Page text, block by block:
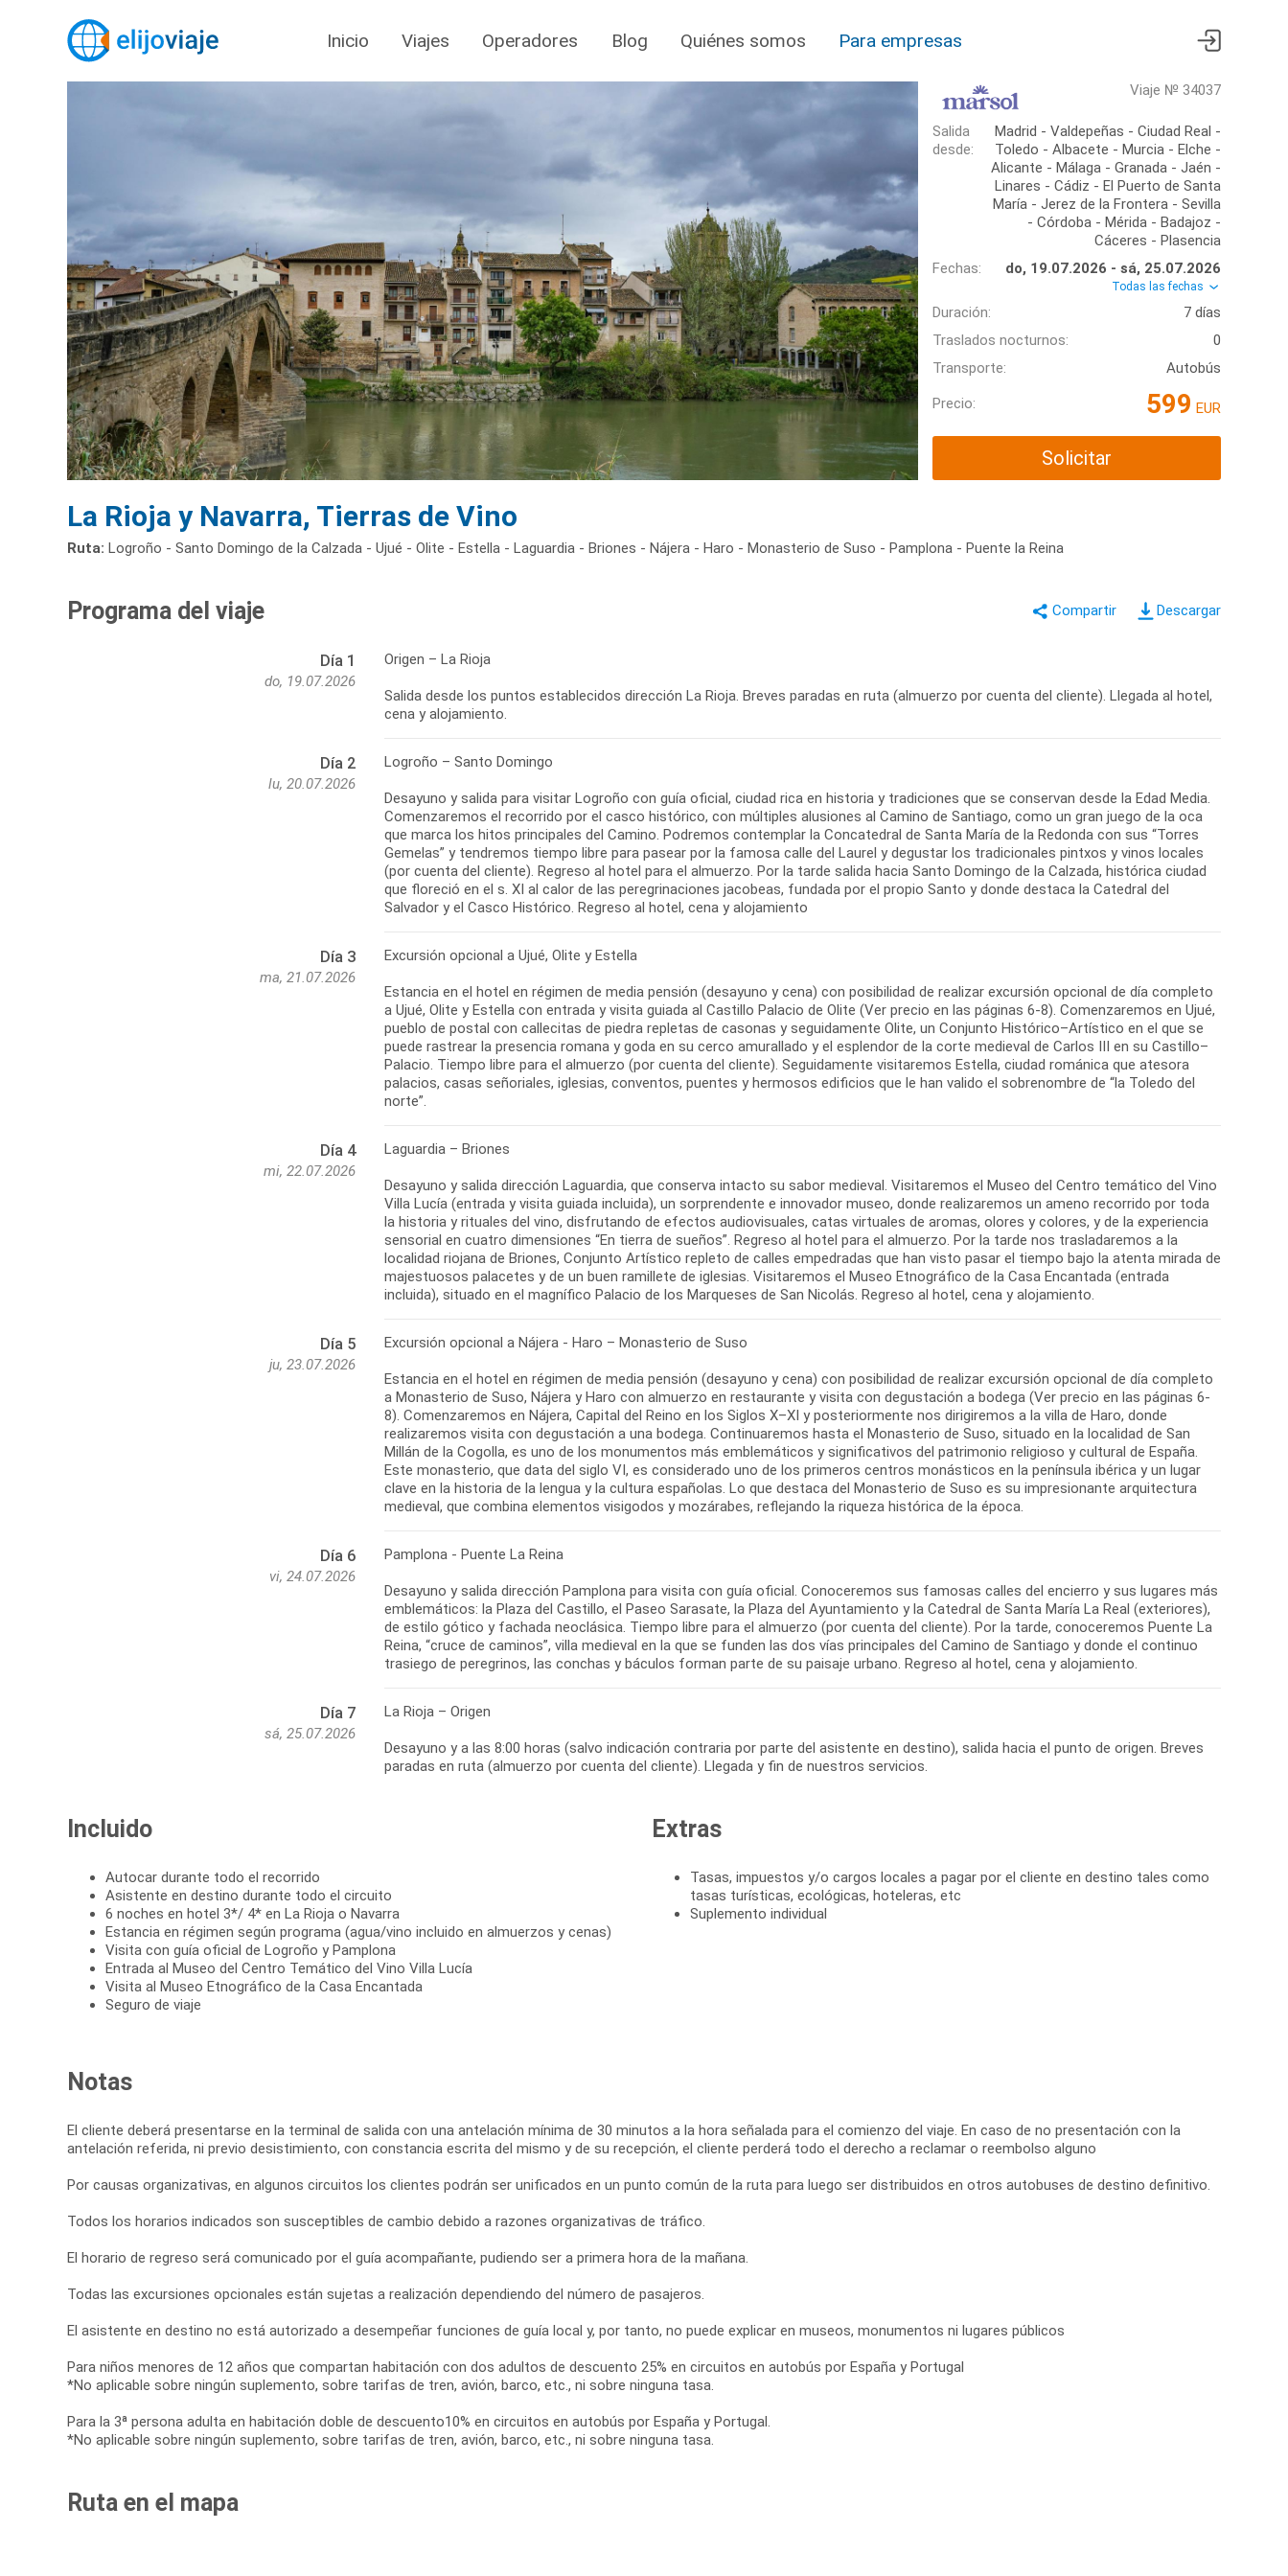
Inicio Viajes Operadores Blog Quiénes somos Para empresas
Viaje № 34037
Salida
desde:
Madrid - Valdepeñas - Ciudad Real -
Toledo - Albacete - Murcia - Elche -
Alicante - Málaga - Granada - Jaén -
Linares - Cádiz - El Puerto de Santa
María - Jerez de la Frontera - Sevilla
- Córdoba - Mérida - Badajoz -
Cáceres - Plasencia
Fechas:
do, 19.07.2026 - sá, 25.07.2026
Todas las fechas
Duración:
7 días
Traslados nocturnos:
0
Transporte:
Autobús
Precio: 599 EUR
Solicitar
La Rioja y Navarra, Tierras de Vino
Ruta: Logroño - Santo Domingo de la Calzada - Ujué - Olite - Estella - Laguardia - Briones - Nájera - Haro - Monasterio de Suso - Pamplona - Puente la Reina
Descargar
Programa del viaje
Día 1
do, 19.07.2026
Origen – La Rioja
Salida desde los puntos establecidos dirección La Rioja. Breves paradas en ruta (almuerzo por cuenta del cliente). Llegada al hotel,
cena y alojamiento.
Día 2
lu, 20.07.2026
Logroño – Santo Domingo
Desayuno y salida para visitar Logroño con guía oficial, ciudad rica en historia y tradiciones que se conservan desde la Edad Media.
Comenzaremos el recorrido por el casco histórico, con múltiples alusiones al Camino de Santiago, como un gran juego de la oca
que marca los hitos principales del Camino. Podremos contemplar la Concatedral de Santa María de la Redonda con sus “Torres
Gemelas” y tendremos tiempo libre para pasear por la famosa calle del Laurel y degustar los tradicionales pintxos y vinos locales
(por cuenta del cliente). Regreso al hotel para el almuerzo. Por la tarde salida hacia Santo Domingo de la Calzada, histórica ciudad
que floreció en el s. XI al calor de las peregrinaciones jacobeas, fundada por el propio Santo y donde destaca la Catedral del
Salvador y el Casco Histórico. Regreso al hotel, cena y alojamiento
Día 3
ma, 21.07.2026
Excursión opcional a Ujué, Olite y Estella
Estancia en el hotel en régimen de media pensión (desayuno y cena) con posibilidad de realizar excursión opcional de día completo
a Ujué, Olite y Estella con entrada y visita guiada al Castillo Palacio de Olite (Ver precio en las páginas 6-8). Comenzaremos en Ujué,
pueblo de postal con callecitas de piedra repletas de casonas y seguidamente Olite, un Conjunto Histórico–Artístico en el que se
puede rastrear la presencia romana y goda en su cerco amurallado y el esplendor de la corte medieval de Carlos III en su Castillo–
Palacio. Tiempo libre para el almuerzo (por cuenta del cliente). Seguidamente visitaremos Estella, ciudad románica que atesora
palacios, casas señoriales, iglesias, conventos, puentes y hermosos edificios que le han valido el sobrenombre de “la Toledo del
norte”.
Día 4
mi, 22.07.2026
Laguardia – Briones
Desayuno y salida dirección Laguardia, que conserva intacto su sabor medieval. Visitaremos el Museo del Centro temático del Vino
Villa Lucía (entrada y visita guiada incluida), un sorprendente e innovador museo, donde realizaremos un ameno recorrido por toda
la historia y rituales del vino, disfrutando de efectos audiovisuales, catas virtuales de aromas, olores y colores, y de la experiencia
sensorial en cuatro dimensiones “En tierra de sueños”. Regreso al hotel para el almuerzo. Por la tarde nos trasladaremos a la
localidad riojana de Briones, Conjunto Artístico repleto de calles empedradas que han visto pasar el tiempo bajo la atenta mirada de
majestuosos palacetes y de un buen ramillete de iglesias. Visitaremos el Museo Etnográfico de la Casa Encantada (entrada
Día 5
ju, 23.07.2026
Excursión opcional a Nájera - Haro – Monasterio de Suso
Estancia en el hotel en régimen de media pensión (desayuno y cena) con posibilidad de realizar excursión opcional de día completo
a Monasterio de Suso, Nájera y Haro con almuerzo en restaurante y visita con degustación a bodega (Ver precio en las páginas 6-
8). Comenzaremos en Nájera, Capital del Reino en los Siglos X–XI y posteriormente nos dirigiremos a la villa de Haro, donde
realizaremos visita con degustación a una bodega. Continuaremos hasta el Monasterio de Suso, situado en la localidad de San
Millán de la Cogolla, es uno de los monumentos más emblemáticos y significativos del patrimonio religioso y cultural de España.
Este monasterio, que data del siglo VI, es considerado uno de los primeros centros monásticos en la península ibérica y un lugar
clave en la historia de la lengua y la cultura españolas. Lo que destaca del Monasterio de Suso es su impresionante arquitectura
medieval, que combina elementos visigodos y mozárabes, reflejando la riqueza histórica de la época.
Día 6
vi, 24.07.2026
Pamplona - Puente La Reina
Desayuno y salida dirección Pamplona para visita con guía oficial. Conoceremos sus famosas calles del encierro y sus lugares más
emblemáticos: la Plaza del Castillo, el Paseo Sarasate, la Plaza del Ayuntamiento y la Catedral de Santa María La Real (exteriores),
de estilo gótico y fachada neoclásica. Tiempo libre para el almuerzo (por cuenta del cliente). Por la tarde, conoceremos Puente La
Reina, “cruce de caminos”, villa medieval en la que se funden las dos vías principales del Camino de Santiago y donde el continuo
trasiego de peregrinos, las conchas y báculos forman parte de su paisaje urbano. Regreso al hotel, cena y alojamiento.
Día 7
sá, 25.07.2026
La Rioja – Origen
Desayuno y a las 8:00 horas (salvo indicación contraria por parte del asistente en destino), salida hacia el punto de origen. Breves
paradas en ruta (almuerzo por cuenta del cliente). Llegada y fin de nuestros servicios.
Incluido
Autocar durante todo el recorrido
Asistente en destino durante todo el circuito
6 noches en hotel 3*/ 4* en La Rioja o Navarra
Estancia en régimen según programa (agua/vino incluido en almuerzos y cenas)
Visita con guía oficial de Logroño y Pamplona
Entrada al Museo del Centro Temático del Vino Villa Lucía
Visita al Museo Etnográfico de la Casa Encantada
Seguro de viaje
Extras
Tasas, impuestos y/o cargos locales a pagar por el cliente en destino tales como
tasas turísticas, ecológicas, hoteleras, etc
Suplemento individual
Notas
El cliente deberá presentarse en la terminal de salida con una antelación mínima de 30 minutos a la hora señalada para el comienzo del viaje. En caso de no presentación con la
antelación referida, ni previo desistimiento, con constancia escrita del mismo y de su recepción, el cliente perderá todo el derecho a reclamar o reembolso alguno
Por causas organizativas, en algunos circuitos los clientes podrán ser unificados en un punto común de la ruta para luego ser distribuidos en otros autobuses de destino definitivo.
Todos los horarios indicados son susceptibles de cambio debido a razones organizativas de tráfico.
El horario de regreso será comunicado por el guía acompañante, pudiendo ser a primera hora de la mañana.
Todas las excursiones opcionales están sujetas a realización dependiendo del número de pasajeros.
El asistente en destino no está autorizado a desempeñar funciones de guía local y, por tanto, no puede explicar en museos, monumentos ni lugares públicos
Para niños menores de 12 años que compartan habitación con dos adultos de descuento 25% en circuitos en autobús por España y Portugal
*No aplicable sobre ningún suplemento, sobre tarifas de tren, avión, barco, etc., ni sobre ninguna tasa.
Para la 3ª persona adulta en habitación doble de descuento10% en circuitos en autobús por España y Portugal.
*No aplicable sobre ningún suplemento, sobre tarifas de tren, avión, barco, etc., ni sobre ninguna tasa.
Ruta en el mapa